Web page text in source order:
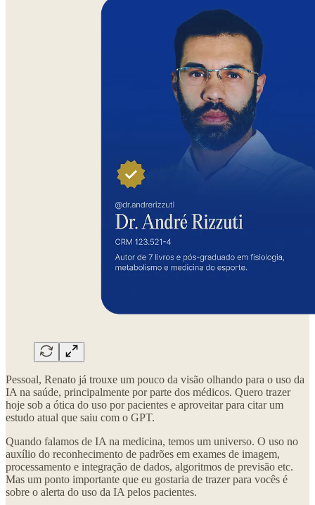
Pessoal, Renato já trouxe um pouco da visão olhando para o uso da
IA na saúde, principalmente por parte dos médicos. Quero trazer
hoje sob a ótica do uso por pacientes e aproveitar para citar um
estudo atual que saiu com o GPT.
Quando falamos de IA na medicina, temos um universo. O uso no
auxílio do reconhecimento de padrões em exames de imagem,
processamento e integração de dados, algoritmos de previsão etc.
Mas um ponto importante que eu gostaria de trazer para vocês é
sobre o alerta do uso da IA pelos pacientes.